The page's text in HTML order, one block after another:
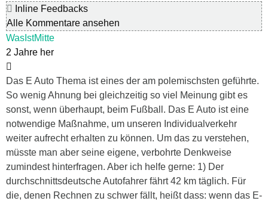
Inline Feedbacks
Alle Kommentare ansehen
WasIstMitte
2 Jahre her
Das E Auto Thema ist eines der am polemischsten geführte.
So wenig Ahnung bei gleichzeitig so viel Meinung gibt es
sonst, wenn überhaupt, beim Fußball. Das E Auto ist eine
notwendige Maßnahme, um unseren Individualverkehr
weiter aufrecht erhalten zu können. Um das zu verstehen,
müsste man aber seine eigene, verbohrte Denkweise
zumindest hinterfragen. Aber ich helfe gerne: 1) Der
durchschnittsdeutsche Autofahrer fährt 42 km täglich. Für
die, denen Rechnen zu schwer fällt, heißt dass: wenn das E-